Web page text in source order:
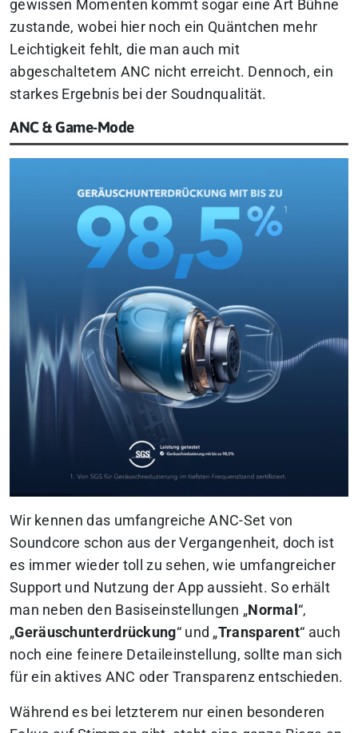
gewissen Momenten kommt sogar eine Art Bühne
zustande, wobei hier noch ein Quäntchen mehr
Leichtigkeit fehlt, die man auch mit
abgeschaltetem ANC nicht erreicht. Dennoch, ein
starkes Ergebnis bei der Soudnqualität.
ANC & Game-Mode
Wir kennen das umfangreiche ANC-Set von
Soundcore schon aus der Vergangenheit, doch ist
es immer wieder toll zu sehen, wie umfangreicher
Support und Nutzung der App aussieht. So erhält
man neben den Basiseinstellungen „Normal “,
„Geräuschunterdrückung“ und „Transparent“ auch
noch eine feinere Detaileinstellung, sollte man sich
für ein aktives ANC oder Transparenz entschieden.
Während es bei letzterem nur einen besonderen